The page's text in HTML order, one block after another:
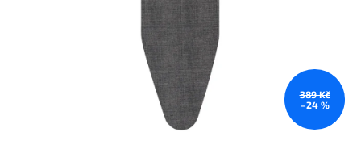
389 Kč
–24 %